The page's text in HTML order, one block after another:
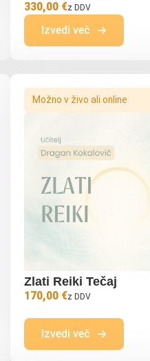
330,00 €z DDV
Izvedi več
Možno v živo ali online
Zlati Reiki Tečaj
170,00 €z DDV
Izvedi več